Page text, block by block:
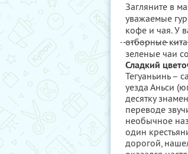
Загляните в
уважаемые
кофе и чая. У
отборные
зеленые чаи
Сладкий
Тегуаньинь –
уезда Аньси
десятку
переводе
необычное
один
дорогой,